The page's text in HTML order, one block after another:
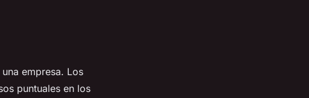
empresa. Los
puntuales en los